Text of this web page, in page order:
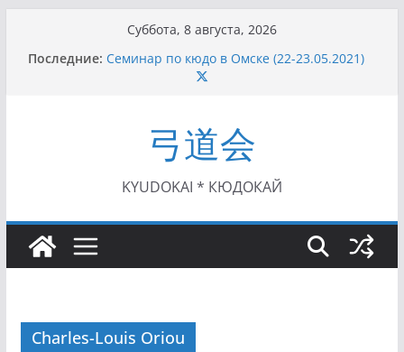
содержимому
Суббота, 8 августа, 2026
Последние: Семинар по кюдо в Омске (22-23.05.2021)
Чемпионат Росcии, Дёмино (2-5.09.2021)
II Кубок Посла Японии в России по Кюдо,
Орёл (25.07.2021)
I этап Кубка Московской области по Кюдо /
Сейдокан II (27.06.2021)
弓道会
KYUDOKAI * КЮДОКАЙ
Charles-Louis Oriou